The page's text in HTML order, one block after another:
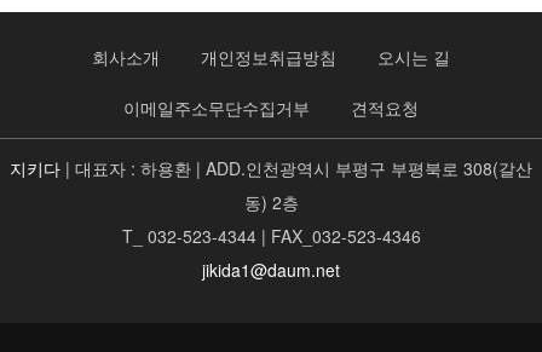
회사소개 개인정보취급방침 오시는 길
이메일주소무단수집거부 견적요청
지키다 | 대표자 : 하용환 | ADD.인천광역시 부평구 부평북로 308(갈산
동) 2층
T_ 032-523-4344 | FAX_032-523-4346
jikida1@daum.net